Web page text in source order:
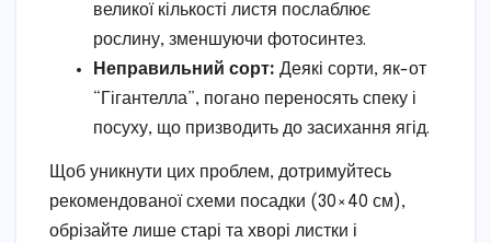
великої кількості листя послаблює
рослину, зменшуючи фотосинтез.
Неправильний сорт: Деякі сорти, як-от
“Гігантелла”, погано переносять спеку і
посуху, що призводить до засихання ягід.
Щоб уникнути цих проблем, дотримуйтесь
рекомендованої схеми посадки (30×40 см),
обрізайте лише старі та хворі листки і